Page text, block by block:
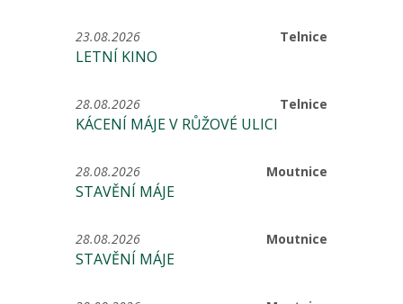
Telnice
23.08.2026
LETNÍ KINO
Telnice
28.08.2026
KÁCENÍ MÁJE V RŮŽOVÉ ULICI
Moutnice
28.08.2026
STAVĚNÍ MÁJE
Moutnice
28.08.2026
STAVĚNÍ MÁJE